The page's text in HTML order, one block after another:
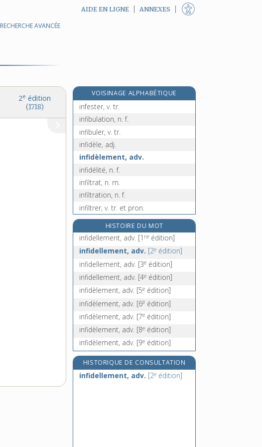
RECHERCHE AVANCÉE
AIDE EN LIGNE ANNEXES
2e édition
(1718)
VOISINAGE ALPHABÉTIQUE
infestation, n. f.
infester, v. tr.
infibulation, n. f.
infibuler, v. tr.
infidèle, adj.
infidèlement, adv.
infidélité, n. f.
infiltrat, n. m.
infiltration, n. f.
infiltrer, v. tr. et pron.
infime, adj.
in fine, loc. adv.
HISTOIRE DU MOT
infidellement, adv. [1 re édition]
infidellement, adv. [2e édition]
infidellement, adv. [3e édition]
infidellement, adv. [4e édition]
infidèlement, adv. [5e édition]
infidèlement, adv. [6e édition]
infidèlement, adv. [7e édition]
infidèlement, adv. [8e édition]
infidèlement, adv. [9e édition]
HISTORIQUE DE CONSULTATION
infidellement, adv. [2e édition]